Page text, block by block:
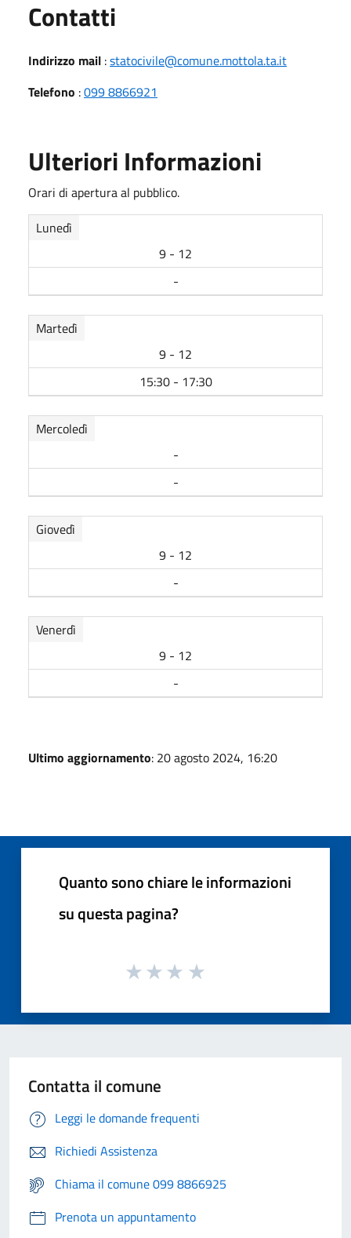
Contatti
Indirizzo mail :statocivile@comune.mottola.ta.it
Telefono :099 8866921
Ulteriori Informazioni
Orari di apertura al pubblico.
Lunedì
9 - 12
-
Martedì
9 - 12
15:30 - 17:30
Mercoledì
-
-
Giovedì
9 - 12
-
Venerdì
9 - 12
-
Ultimo aggiornamento: 20 agosto 2024, 16:20
Quanto sono chiare le informazioni
su questa pagina?
Contatta il comune
Leggi le domande frequenti
Richiedi Assistenza
Chiama il comune 099 8866925
Prenota un appuntamento